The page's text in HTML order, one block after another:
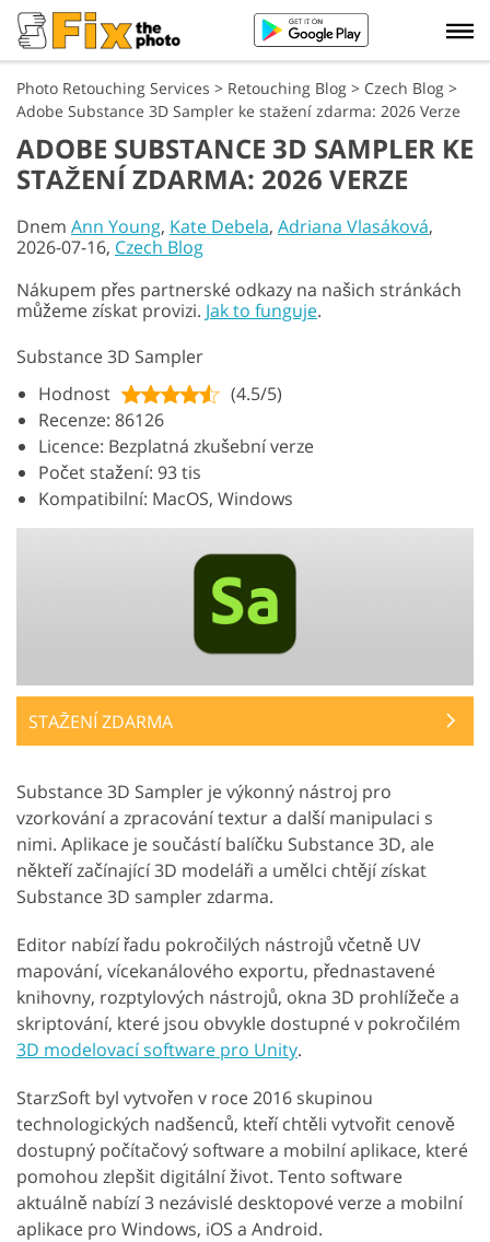
Photo Retouching Services > Retouching Blog > Czech Blog >
Adobe Substance 3D Sampler ke stažení zdarma: 2026 Verze
ADOBE SUBSTANCE 3D SAMPLER KE
STAŽENÍ ZDARMA: 2026 VERZE
Dnem Ann Young, Kate Debela, Adriana Vlasáková,
2026-07-16, Czech Blog
Nákupem přes partnerské odkazy na našich stránkách
můžeme získat provizi. Jak to funguje.
Substance 3D Sampler
Hodnost
(4.5/5)
Recenze: 86126
Licence: Bezplatná zkušební verze
Počet stažení: 93 tis
Kompatibilní: MacOS, Windows
STAŽENÍ ZDARMA
Substance 3D Sampler je výkonný nástroj pro
vzorkování a zpracování textur a další manipulaci s
nimi. Aplikace je součástí balíčku Substance 3D, ale
někteří začínající 3D modeláři a umělci chtějí získat
Substance 3D sampler zdarma.
Editor nabízí řadu pokročilých nástrojů včetně UV
mapování, vícekanálového exportu, přednastavené
knihovny, rozptylových nástrojů, okna 3D prohlížeče a
skriptování, které jsou obvykle dostupné v pokročilém
3D modelovací software pro Unity.
StarzSoft byl vytvořen v roce 2016 skupinou
technologických nadšenců, kteří chtěli vytvořit cenově
dostupný počítačový software a mobilní aplikace, které
pomohou zlepšit digitální život. Tento software
aktuálně nabízí 3 nezávislé desktopové verze a mobilní
aplikace pro Windows, iOS a Android.